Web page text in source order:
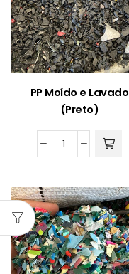
PP Moído e Lavado
(Preto)
PP
e
Lavado
(Preto)
quantidade